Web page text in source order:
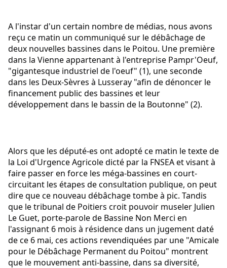
A l'instar d'un certain nombre de médias, nous avons
reçu ce matin un communiqué sur le débâchage de
deux nouvelles bassines dans le Poitou. Une première
dans la Vienne appartenant à l'entreprise Pampr'Oeuf,
"gigantesque industriel de l'oeuf" (1), une seconde
dans les Deux-Sèvres à Lusseray "afin de dénoncer le
financement public des bassines et leur
développement dans le bassin de la Boutonne" (2).
Alors que les député-es ont adopté ce matin le texte de
la Loi d'Urgence Agricole dicté par la FNSEA et visant à
faire passer en force les méga-bassines en court-
circuitant les étapes de consultation publique, on peut
dire que ce nouveau débâchage tombe à pic. Tandis
que le tribunal de Poitiers croit pouvoir museler Julien
Le Guet, porte-parole de Bassine Non Merci en
l'assignant 6 mois à résidence dans un jugement daté
de ce 6 mai, ces actions revendiquées par une "Amicale
pour le Débâchage Permanent du Poitou" montrent
que le mouvement anti-bassine, dans sa diversité,